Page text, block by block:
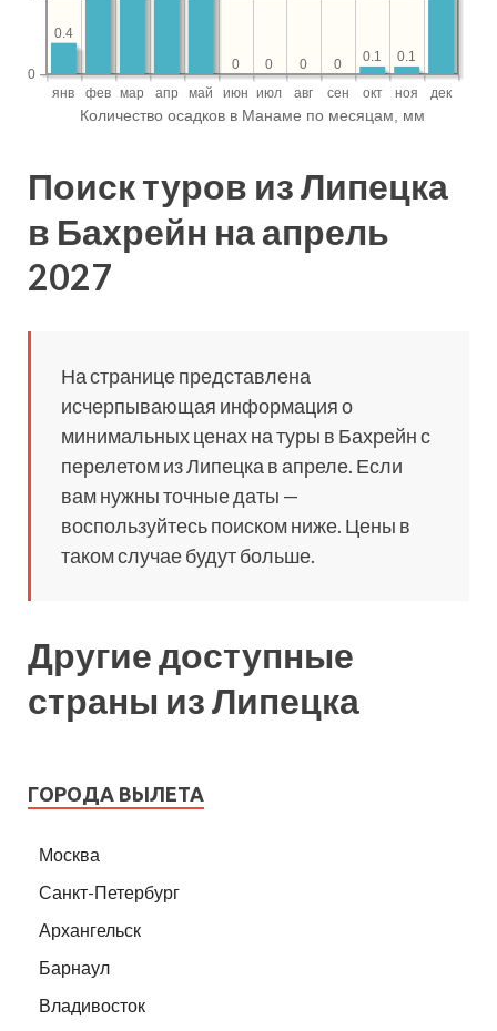
Поиск туров из Липецка
в Бахрейн на апрель
2027
На странице представлена
исчерпывающая информация о
минимальных ценах на туры в Бахрейн с
перелетом из Липецка в апреле. Если
вам нужны точные даты —
воспользуйтесь поиском ниже. Цены в
таком случае будут больше.
Другие доступные
страны из Липецка
ГОРОДА ВЫЛЕТА
Москва
Санкт-Петербург
Архангельск
Барнаул
Владивосток